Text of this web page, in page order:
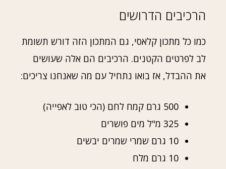
הרכיבים הדרושים
כמו כל מתכון קלאסי, גם המתכון הזה דורש תשומת
לב לפרטים הקטנים. הרכיבים הם אלה שעושים
את ההבדל, אז בואו נתחיל עם מה שאנחנו צריכים:
500 גרם קמח לחם (הכי טוב לאפייה)
325 מ"ל מים פושרים
10 גרם שמרי שמרים יבשים
10 גרם מלח